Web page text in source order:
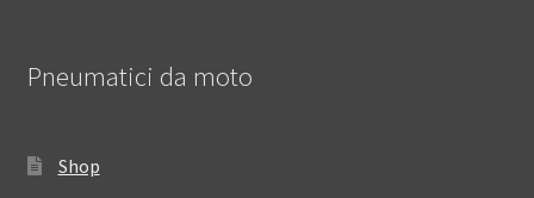
Pneumatici da moto
Shop